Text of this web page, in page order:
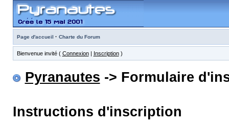
Page d'accueil · Charte du Forum
Bienvenue invité ( Connexion| Inscription)
Pyranautes -> Formulaire
Instructions d'inscription